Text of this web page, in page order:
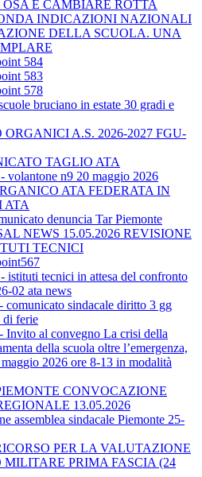
E CAMBIARE ROTTA
INDICAZIONI NAZIONALI
DELLA SCUOLA. UNA
584
583
578
bruciano in estate 30 gradi e
A.S. 2026-2027 FGU-
TAGLIO ATA
n9 20 maggio 2026
ATA FEDERATA IN
ATA
denuncia Tar Piemonte
NEWS 15.05.2026 REVISIONE
TECNICI
tecnici in attesa del confronto
02 ata news
sindacale diritto 3 gg
di ferie
al convegno La crisi della
della scuola oltre l’emergenza,
2026 ore 8-13 in modalità
CONVOCAZIONE
13.05.2026
assemblea sindacale Piemonte 25-
PER LA VALUTAZIONE
MILITARE PRIMA FASCIA (24